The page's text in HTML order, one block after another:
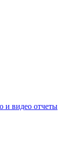
и видео отчеты